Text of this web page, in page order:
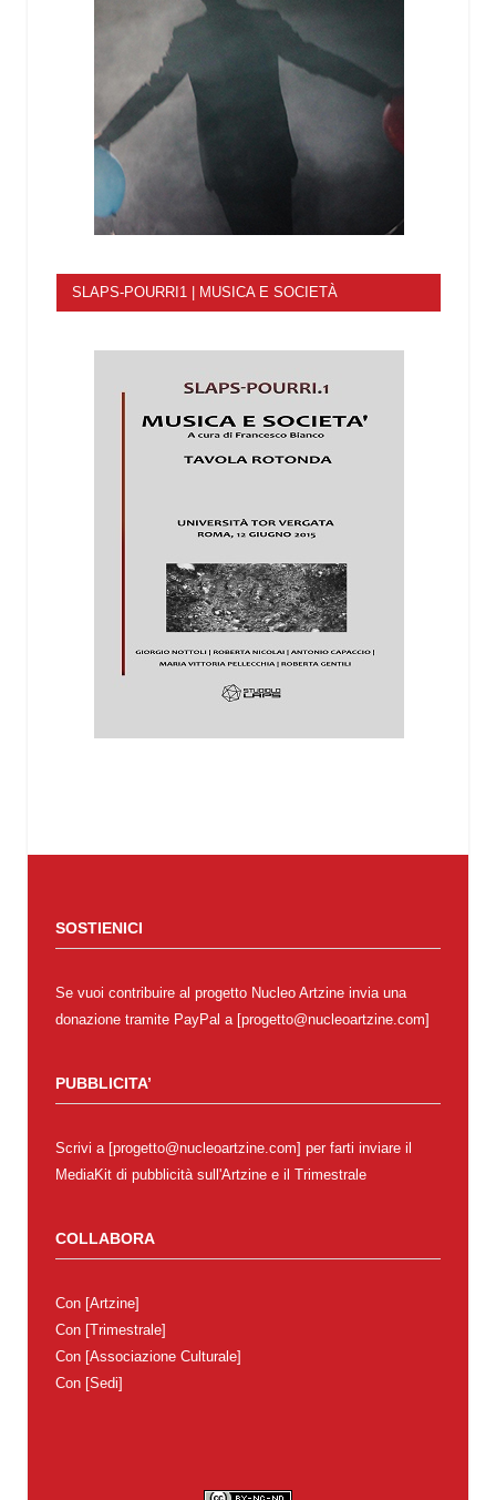
SLAPS-POURRI1 | MUSICA E SOCIETÀ
SOSTIENICI
Se vuoi contribuire al progetto Nucleo Artzine invia una
donazione tramite PayPal a [progetto@nucleoartzine.com]
PUBBLICITA’
Scrivi a [progetto@nucleoartzine.com] per farti inviare il
MediaKit di pubblicità sull'Artzine e il Trimestrale
COLLABORA
Con [Artzine]
Con [Trimestrale]
Con [Associazione Culturale]
Con [Sedi]